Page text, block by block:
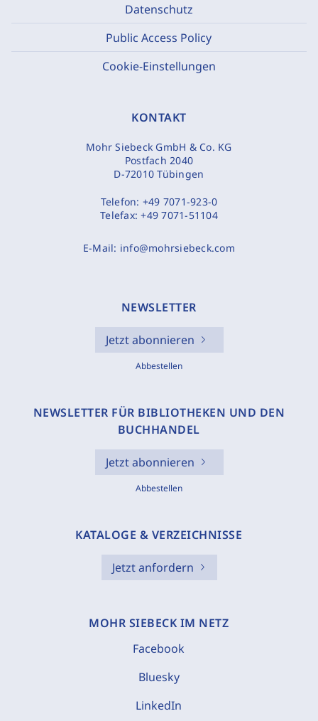
Datenschutz
Public Access Policy
Cookie-Einstellungen
KONTAKT
Mohr Siebeck GmbH & Co. KG
Postfach 2040
D-72010 Tübingen
Telefon: +49 7071-923-0
Telefax:+49 7071-51104
E-Mail: info@mohrsiebeck.com
NEWSLETTER
Jetzt abonnieren
Abbestellen
NEWSLETTER FÜR BIBLIOTHEKEN UND DEN
BUCHHANDEL
Jetzt abonnieren
Abbestellen
KATALOGE & VERZEICHNISSE
Jetzt anfordern
MOHR SIEBECK IM NETZ
Facebook
Bluesky
LinkedIn